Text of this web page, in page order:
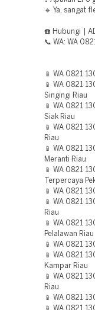
🔹 Ya, sangat
☎️ Hubungi |
📞 WA: WA
📱 WA 0821
📱 WA 0821
Singingi Riau
📱 WA 0821
Siak Riau
📱 WA 0821
Riau
📱 WA 0821
Meranti Riau
📱 WA 0821
Terpercaya
📱 WA 0821
📱 WA 0821
Riau
📱 WA 0821
Pelalawan Riau
📱 WA 0821
📱 WA 0821
Kampar Riau
📱 WA 0821
Riau
📱 WA 0821
📱 WA 0821